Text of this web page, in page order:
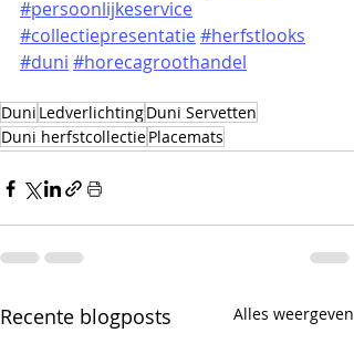
#persoonlijkeservice
#collectiepresentatie#herfstlooks
#duni #horecagroothandel
Duni LedverlichtingDuni Servetten
Duni herfstcollectiePlacemats
Recente blogposts Alles weergeven